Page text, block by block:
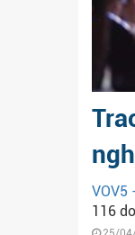
VOV5
116